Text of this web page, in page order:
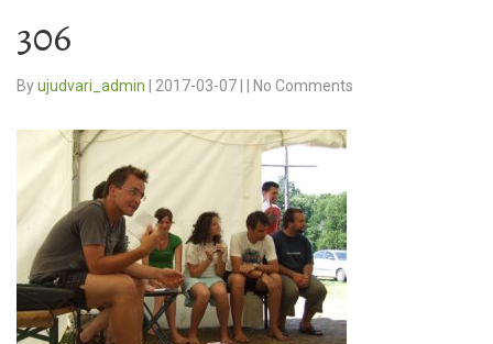
306
Byujudvari_admin 2017-03-07 No Comments